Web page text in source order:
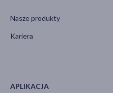
Nasze produkty
Kariera
APLIKACJA